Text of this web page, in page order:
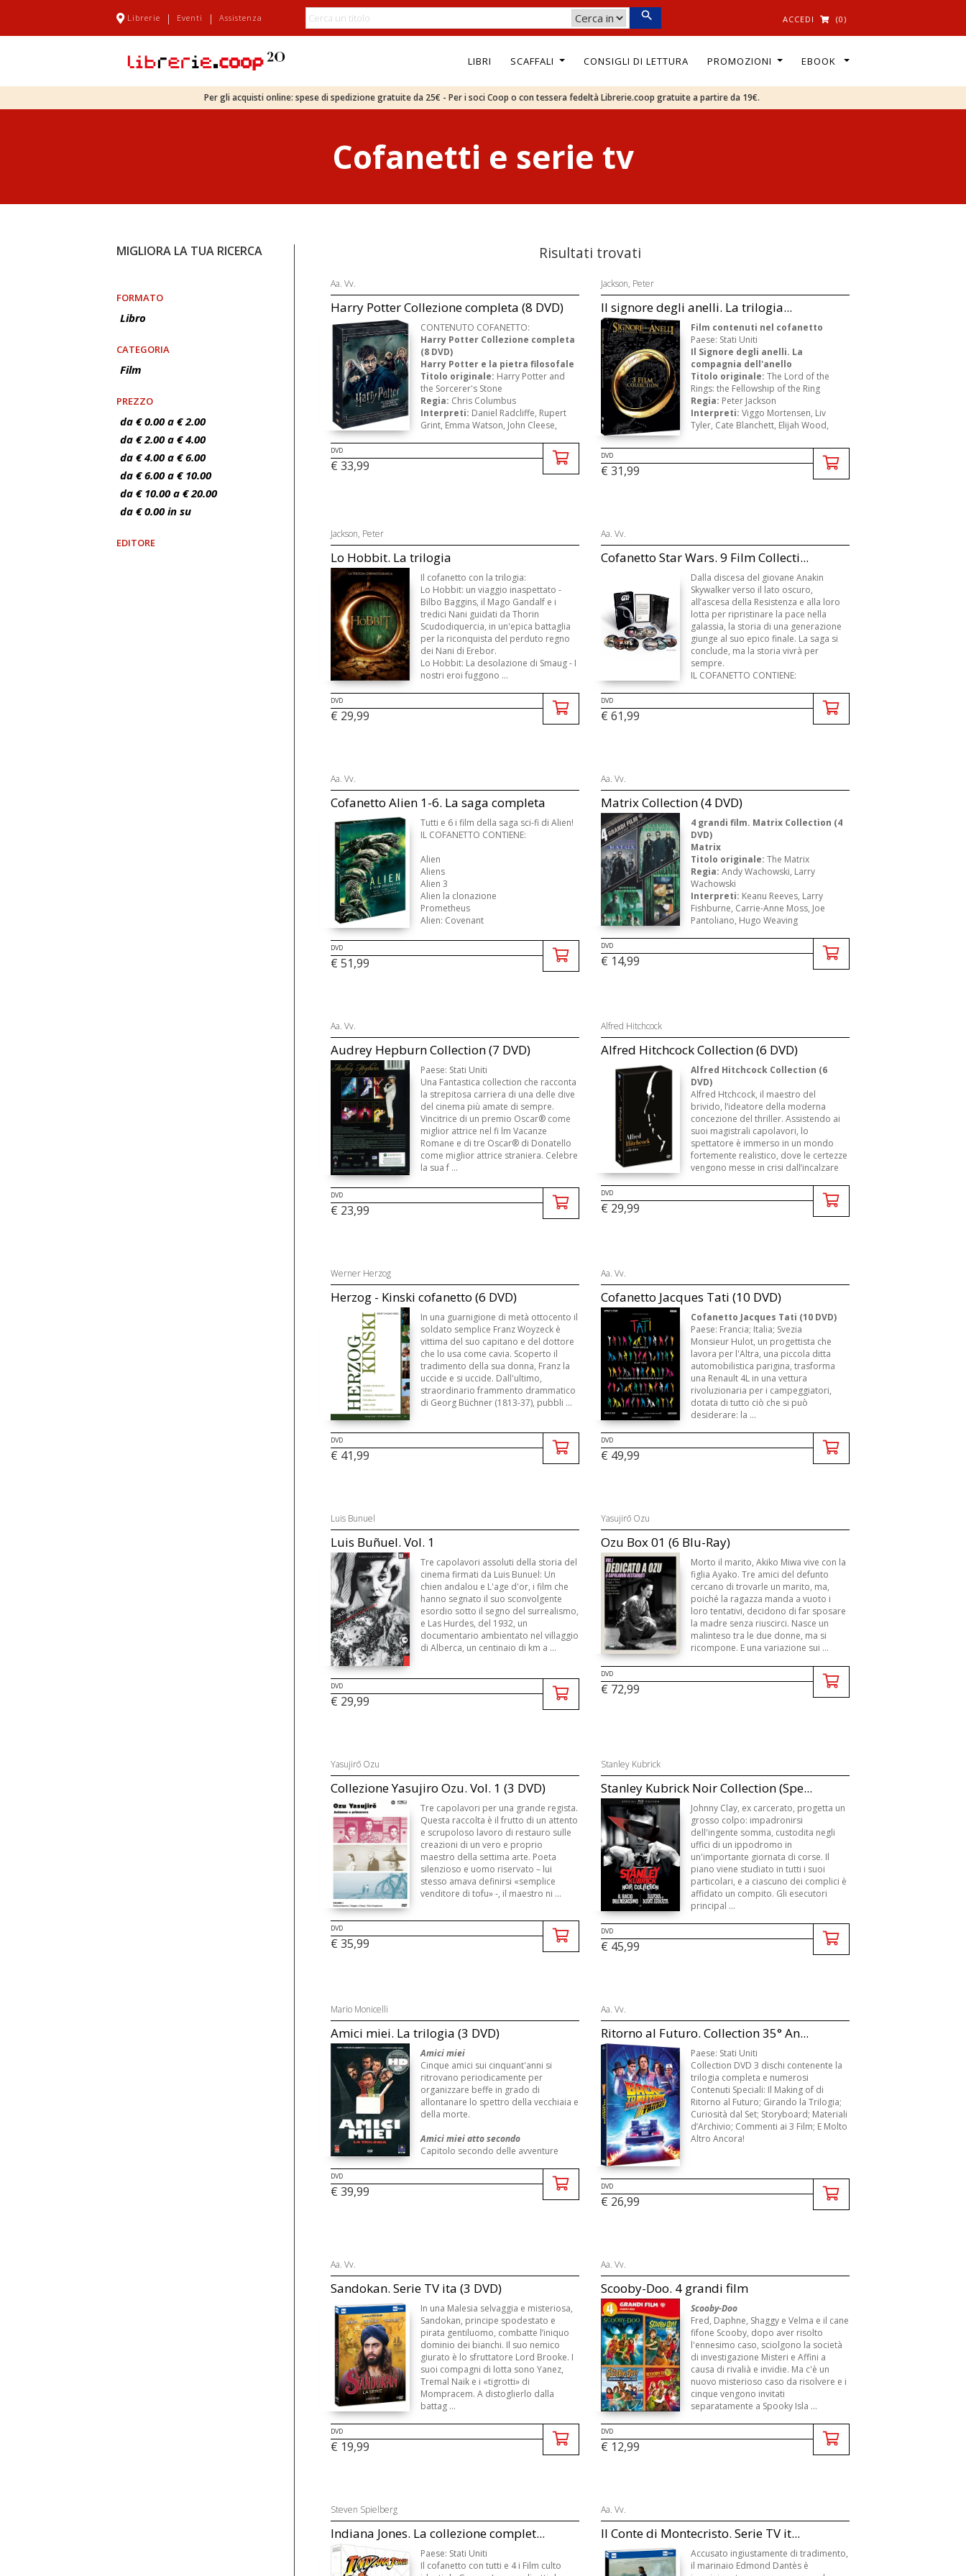
Librerie | Eventi | Assistenza ACCEDI (0)
LIBRI SCAFFALI CONSIGLI DI LETTURA PROMOZIONI EBOOK
Per gli acquisti online: spese di spedizione gratuite da 25€ - Per i soci Coop o con tessera fedeltà Librerie.coop gratuite a partire da 19€.
Cofanetti e serie tv
MIGLIORA LA TUA RICERCA
FORMATO
Libro
CATEGORIA
Film
PREZZO
da € 0.00 a € 2.00
da € 2.00 a € 4.00
da € 4.00 a € 6.00
da € 6.00 a € 10.00
da € 10.00 a € 20.00
da € 0.00 in su
EDITORE
Risultati trovati
Aa. Vv.
Harry Potter Collezione completa (8 DVD)
CONTENUTO COFANETTO:
Harry Potter Collezione completa
(8 DVD)
Harry Potter e la pietra filosofale
Titolo originale: Harry Potter and
the Sorcerer's Stone
Regia: Chris Columbus
Interpreti: Daniel Radcliffe, Rupert
Grint, Emma Watson, John Cleese,
DVD
€ 33,99
Jackson, Peter
Il signore degli anelli. La trilogia...
Film contenuti nel cofanetto
Paese: Stati Uniti
Il Signore degli anelli. La
compagnia dell'anello
Titolo originale:The Lord of the
Rings: the Fellowship of the Ring
Regia: Peter Jackson
Interpreti:Viggo Mortensen, Liv
Tyler, Cate Blanchett, Elijah Wood,
DVD
€ 31,99
Jackson, Peter
Lo Hobbit. La trilogia
Il cofanetto con la trilogia:
Lo Hobbit: un viaggio inaspettato -
Bilbo Baggins, il Mago Gandalf e i
tredici Nani guidati da Thorin
Scudodiquercia, in un'epica battaglia
per la riconquista del perduto regno
dei Nani di Erebor.
Lo Hobbit: La desolazione di Smaug - I
nostri eroi fuggono ...
DVD
€ 29,99
Aa. Vv.
Cofanetto Star Wars. 9 Film Collecti...
Dalla discesa del giovane Anakin
Skywalker verso il lato oscuro,
all’ascesa della Resistenza e alla loro
lotta per ripristinare la pace nella
galassia, la storia di una generazione
giunge al suo epico finale. La saga si
conclude, ma la storia vivrà per
sempre.
IL COFANETTO CONTIENE:
DVD
€ 61,99
Aa. Vv.
Cofanetto Alien 1-6. La saga completa
Tutti e 6 i film della saga sci-fi di Alien!
IL COFANETTO CONTIENE:
Alien
Aliens
Alien 3
Alien la clonazione
Prometheus
Alien: Covenant
DVD
€ 51,99
Aa. Vv.
Matrix Collection (4 DVD)
4 grandi film. Matrix Collection (4
DVD)
Matrix
Titolo originale:The Matrix
Regia:Andy Wachowski, Larry
Wachowski
Interpreti: Keanu Reeves, Larry
Fishburne, Carrie-Anne Moss, Joe
Pantoliano, Hugo Weaving
Descrizione:Nella periferia di una
DVD
€ 14,99
Aa. Vv.
Audrey Hepburn Collection (7 DVD)
Paese: Stati Uniti
Una Fantastica collection che racconta
la strepitosa carriera di una delle dive
del cinema più amate di sempre.
Vincitrice di un premio Oscar® come
miglior attrice nel fi lm Vacanze
Romane e di tre Oscar® di Donatello
come miglior attrice straniera. Celebre
la sua f ...
DVD
€ 23,99
Alfred Hitchcock
Alfred Hitchcock Collection (6 DVD)
Alfred Hitchcock Collection (6
DVD)
Alfred Htchcock, il maestro del
brivido, l’ideatore della moderna
concezione del thriller. Assistendo ai
suoi magistrali capolavori, lo
spettatore è immerso in un mondo
fortemente realistico, dove le certezze
vengono messe in crisi dall’incalzare
DVD
€ 29,99
Werner Herzog
Herzog - Kinski cofanetto (6 DVD)
In una guarnigione di metà ottocento il
soldato semplice Franz Woyzeck è
vittima del suo capitano e del dottore
che lo usa come cavia. Scoperto il
tradimento della sua donna, Franz la
uccide e si uccide. Dall'ultimo,
straordinario frammento drammatico
di Georg Büchner (1813-37), pubbli ...
DVD
€ 41,99
Aa. Vv.
Cofanetto Jacques Tati (10 DVD)
Cofanetto Jacques Tati (10 DVD)
Paese: Francia; Italia; Svezia
Monsieur Hulot, un progettista che
lavora per l'Altra, una piccola ditta
automobilistica parigina, trasforma
una Renault 4L in una vettura
rivoluzionaria per i campeggiatori,
dotata di tutto ciò che si può
desiderare: la ...
DVD
€ 49,99
Luis Bunuel
Luis Buñuel. Vol. 1
Tre capolavori assoluti della storia del
cinema firmati da Luis Bunuel: Un
chien andalou e L'age d'or, i film che
hanno segnato il suo sconvolgente
esordio sotto il segno del surrealismo,
e Las Hurdes, del 1932, un
documentario ambientato nel villaggio
di Alberca, un centinaio di km a ...
DVD
€ 29,99
Yasujirō Ozu
Ozu Box 01 (6 Blu-Ray)
Morto il marito, Akiko Miwa vive con la
figlia Ayako. Tre amici del defunto
cercano di trovarle un marito, ma,
poiché la ragazza manda a vuoto i
loro tentativi, decidono di far sposare
la madre senza riuscirci. Nasce un
malinteso tra le due donne, ma si
ricompone. E una variazione sui ...
DVD
€ 72,99
Yasujirō Ozu
Collezione Yasujiro Ozu. Vol. 1 (3 DVD)
Tre capolavori per una grande regista.
Questa raccolta è il frutto di un attento
e scrupoloso lavoro di restauro sulle
creazioni di un vero e proprio
maestro della settima arte. Poeta
silenzioso e uomo riservato – lui
stesso amava definirsi «semplice
venditore di tofu» -, il maestro ni ...
DVD
€ 35,99
Stanley Kubrick
Stanley Kubrick Noir Collection (Spe...
Johnny Clay, ex carcerato, progetta un
grosso colpo: impadronirsi
dell'ingente somma, custodita negli
uffici di un ippodromo in
un'importante giornata di corse. Il
piano viene studiato in tutti i suoi
particolari, e a ciascuno dei complici è
affidato un compito. Gli esecutori
principal ...
DVD
€ 45,99
Mario Monicelli
Amici miei. La trilogia (3 DVD)
Amici miei
Cinque amici sui cinquant'anni si
ritrovano periodicamente per
organizzare beffe in grado di
allontanare lo spettro della vecchiaia e
della morte.
Amici miei atto secondo
Capitolo secondo delle avventure
toscanacci. Una girandola di scherzi e
d ...
DVD
€ 39,99
Aa. Vv.
Ritorno al Futuro. Collection 35° An...
Paese: Stati Uniti
Collection DVD 3 dischi contenente la
trilogia completa e numerosi
Contenuti Speciali: Il Making of di
Ritorno al Futuro; Girando la Trilogia;
Curiosità dal Set; Storyboard; Materiali
d’Archivio; Commenti ai 3 Film; E Molto
Altro Ancora!
DVD
€ 26,99
Aa. Vv.
Sandokan. Serie TV ita (3 DVD)
In una Malesia selvaggia e misteriosa,
Sandokan, principe spodestato e
pirata gentiluomo, combatte l’iniquo
dominio dei bianchi. Il suo nemico
giurato è lo sfruttatore Lord Brooke. I
suoi compagni di lotta sono Yanez,
Tremal Naik e i «tigrotti» di
Mompracem. A distoglierlo dalla
battag ...
DVD
€ 19,99
Aa. Vv.
Scooby-Doo. 4 grandi film
Scooby-Doo
Fred, Daphne, Shaggy e Velma e il cane
fifone Scooby, dopo aver risolto
l'ennesimo caso, sciolgono la società
di investigazione Misteri e Affini a
causa di rivalià e invidie. Ma c'è un
nuovo misterioso caso da risolvere e i
cinque vengono invitati
separatamente a Spooky Isla ...
DVD
€ 12,99
Steven Spielberg
Indiana Jones. La collezione complet...
Paese: Stati Uniti
Il cofanetto con tutti e 4 i Film culto
Aa. Vv.
Il Conte di Montecristo. Serie TV it...
Accusato ingiustamente di tradimento,
il marinaio Edmond Dantès è